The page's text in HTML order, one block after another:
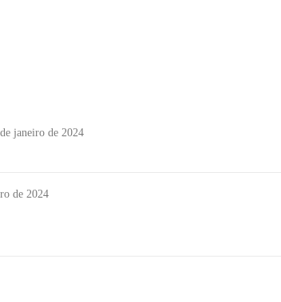
janeiro de 2024
de 2024